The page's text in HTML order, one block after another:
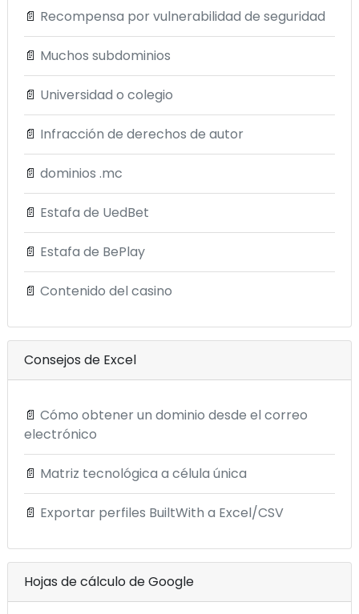
📄 Recompensa por vulnerabilidad de seguridad
📄 Muchos subdominios
📄 Universidad o colegio
📄 Infracción de derechos de autor
📄 dominios .mc
📄 Estafa de UedBet
📄 Estafa de BePlay
📄 Contenido del casino
Consejos de Excel
📄 Cómo obtener un dominio desde el correo
electrónico
📄 Matriz tecnológica a célula única
📄 Exportar perfiles BuiltWith a Excel/CSV
Hojas de cálculo de Google